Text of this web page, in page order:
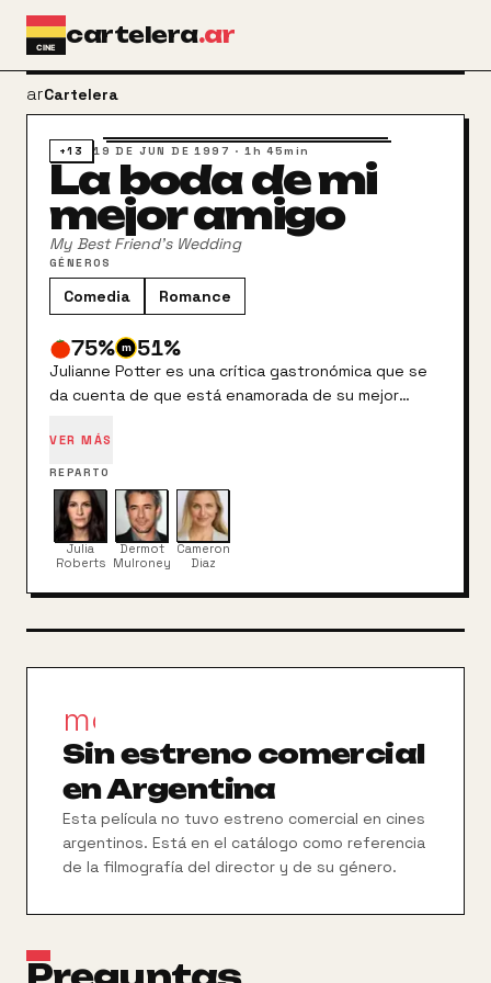
Ir al contenido principal
cartelera.ar
arrow_back
Cartelera
+13 19 DE JUN DE 1997 ·1h 45min
La boda de mi
mejor amigo
My Best Friend's Wedding
GÉNEROS
Comedia Romance
75% 51%
Julianne Potter es una crítica gastronómica que se
da cuenta de que está enamorada de su mejor
inminente matrimonio con una chica de la alta
sociedad. Sólo dispone de tres días para urdir un
plan que le permita impedir la boda.
VER MÁS
REPARTO
Julia
Roberts
Dermot
Mulroney
Cameron
Diaz
movie_filter
Sin estreno comercial
en Argentina
Esta película no tuvo estreno comercial en cines
argentinos. Está en el catálogo como referencia
de la filmografía del director y de su género.